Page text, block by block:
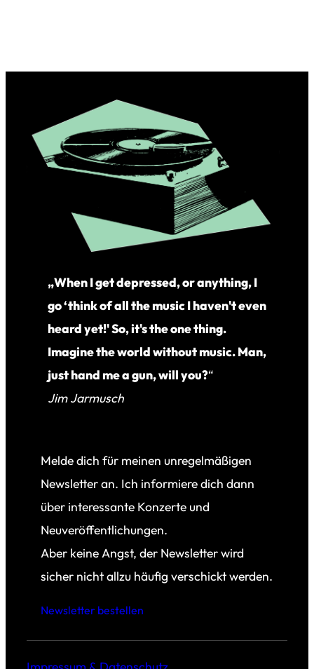
„When I get depressed, or anything, I
go ‘think of all the music I haven't even
heard yet!' So, it's the one thing.
Imagine the world without music. Man,
just hand me a gun, will you?“
Jim Jarmusch
Melde dich für meinen unregelmäßigen
Newsletter an. Ich informiere dich dann
über interessante Konzerte und
Neuveröffentlichungen.
Aber keine Angst, der Newsletter wird
sicher nicht allzu häufig verschickt werden.
Newsletter bestellen